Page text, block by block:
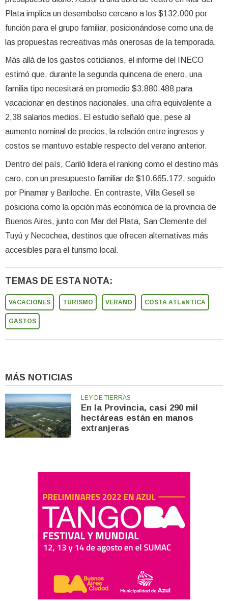
Plata implica un desembolso cercano a los $132.000 por
función para el grupo familiar, posicionándose como una de
las propuestas recreativas más onerosas de la temporada.
Más allá de los gastos cotidianos, el informe del INECO
estimó que, durante la segunda quincena de enero, una
familia tipo necesitará en promedio $3.880.488 para
vacacionar en destinos nacionales, una cifra equivalente a
2,38 salarios medios. El estudio señaló que, pese al
aumento nominal de precios, la relación entre ingresos y
costos se mantuvo estable respecto del verano anterior.
Dentro del país, Cariló lidera el ranking como el destino más
caro, con un presupuesto familiar de $10.665.172, seguido
por Pinamar y Bariloche. En contraste, Villa Gesell se
posiciona como la opción más económica de la provincia de
Buenos Aires, junto con Mar del Plata, San Clemente del
Tuyú y Necochea, destinos que ofrecen alternativas más
accesibles para el turismo local.
TEMAS DE ESTA NOTA:
VACACIONES TURISMO VERANO COSTA ATLáNTICA
GASTOS
MÁS NOTICIAS
LEY DE TIERRAS
En la Provincia, casi 290 mil
hectáreas están en manos
extranjeras